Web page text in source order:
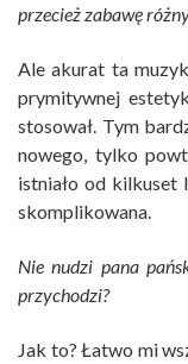
przecież zabawę
Ale akurat ta
prymitywnej
stosował. Tym
nowego, tylko
istniało od kilkuset
skomplikowana.
Nie nudzi pana
przychodzi?
Jak to? Łatwo mi